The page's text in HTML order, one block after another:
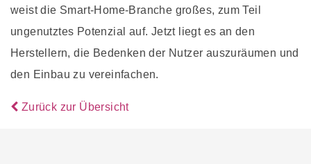
weist die Smart-Home-Branche großes, zum Teil
ungenutztes Potenzial auf. Jetzt liegt es an den
Herstellern, die Bedenken der Nutzer auszuräumen und
den Einbau zu vereinfachen.
Zurück zur Übersicht